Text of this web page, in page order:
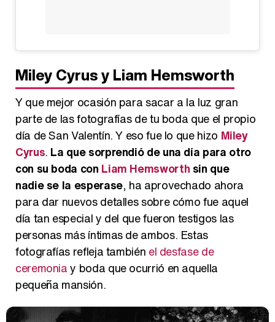
Miley Cyrus y Liam Hemsworth
Y que mejor ocasión para sacar a la luz gran
parte de las fotografías de tu boda que el propio
día de San Valentín. Y eso fue lo que hizo Miley
Cyrus. La que sorprendió de una día para otro
con su boda con Liam Hemsworth sin que
nadie se la esperase, ha aprovechado ahora
para dar nuevos detalles sobre cómo fue aquel
día tan especial y del que fueron testigos las
personas más íntimas de ambos. Estas
fotografías refleja también el desfase de
ceremoniay boda que ocurrió en aquella
pequeña mansión.